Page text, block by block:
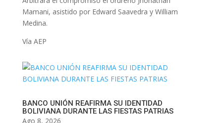
Mamani, asistido por Edward Saavedra y William
Medina.
Vía AEP
BANCO UNIÓN REAFIRMA SU IDENTIDAD
BOLIVIANA DURANTE LAS FIESTAS PATRIAS
Ago 8, 2026